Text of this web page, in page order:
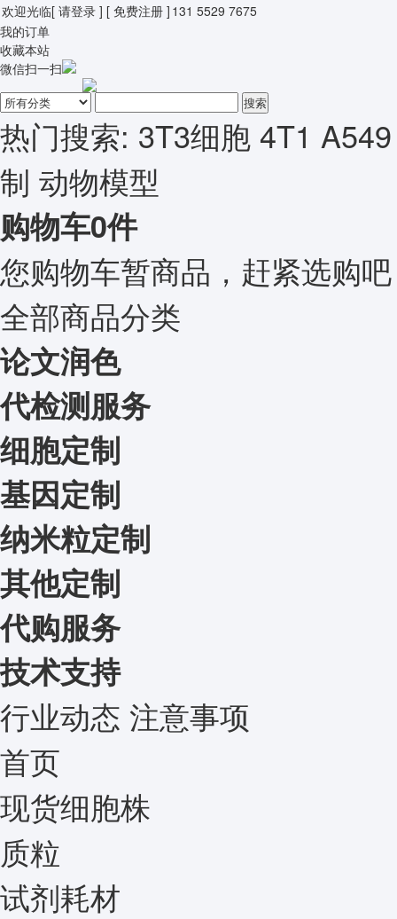
欢迎光临[ 请登录 ] [ 免费注册 ] 131 5529 7675
我的订单
收藏本站
微信扫一扫
搜索
热门搜索: 3T3细胞 4T1 A549
制 动物模型
购物车0件
您购物车暂商品，赶紧选购
全部商品分类
论文润色
代检测服务
细胞定制
基因定制
纳米粒定制
其他定制
代购服务
技术支持
行业动态 注意事项
首页
现货细胞株
质粒
试剂耗材